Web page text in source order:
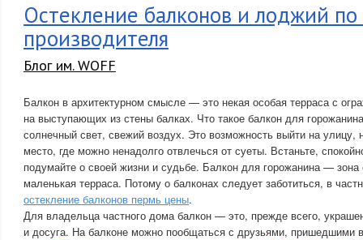
Остекление балконов и лоджий
производителя
Блог им. WOFF
Балкон в архитектурном смысле — это некая особая терраса с
на выступающих из стены балках. Что такое балкон для
солнечный свет, свежий воздух. Это возможность выйти на улицу,
место, где можно ненадолго отвлечься от суеты. Встаньте,
подумайте о своей жизни и судьбе. Балкон для горожанина —
маленькая терраса. Потому о балконах следует заботиться, в
остекление балконов пермь цены.
Для владельца частного дома балкон — это, прежде всего,
и досуга. На балконе можно пообщаться с друзьями, пришедшими